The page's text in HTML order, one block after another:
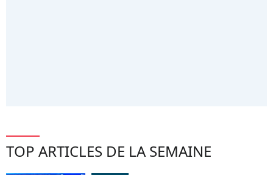
TOP ARTICLES DE LA SEMAINE